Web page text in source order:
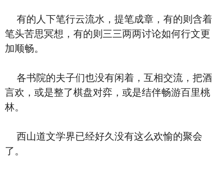
有的人下笔行云流水，提笔成章，有的则含着
笔头苦思冥想，有的则三三两两讨论如何行文更
加顺畅。
各书院的夫子们也没有闲着，互相交流，把酒
言欢，或是整了棋盘对弈，或是结伴畅游百里桃
林。
西山道文学界已经好久没有这么欢愉的聚会
了。